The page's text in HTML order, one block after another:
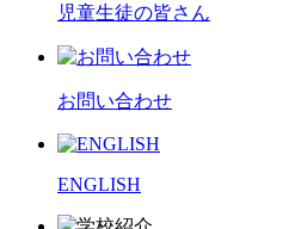
児童生徒の皆さん
お問い合わせ
ENGLISH